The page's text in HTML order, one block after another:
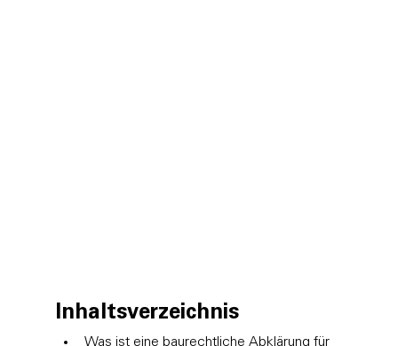
Inhaltsverzeichnis
Was ist eine baurechtliche Abklärung für